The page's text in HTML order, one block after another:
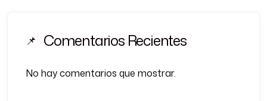
Comentarios Recientes
No hay comentarios que mostrar.